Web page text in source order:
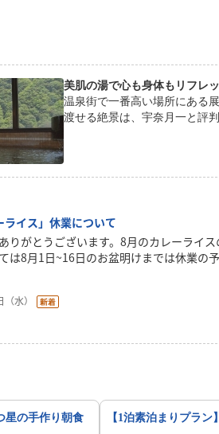
美肌の湯で心も身体もリフレ
温泉街で一番高い場所にある
渡せる絶景は、宇奈月一と評判
ライス」休業について
りがとうございます。8月のカレーライス
は8月1日~16日のお盆明けまでは休業の
れませんが、ご了承よろしくお願いいたし
水）
星の手作り朝食 【1泊素泊まりプラ